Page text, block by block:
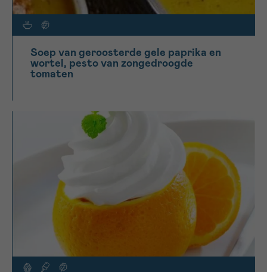
Soep van geroosterde gele paprika en
wortel, pesto van zongedroogde
tomaten